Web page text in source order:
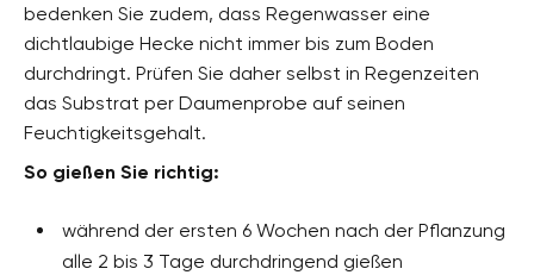
bedenken Sie zudem, dass Regenwasser eine
dichtlaubige Hecke nicht immer bis zum Boden
durchdringt. Prüfen Sie daher selbst in Regenzeiten
das Substrat per Daumenprobe auf seinen
Feuchtigkeitsgehalt.
So gießen Sie richtig:
während der ersten 6 Wochen nach der Pflanzung
alle 2 bis 3 Tage durchdringend gießen